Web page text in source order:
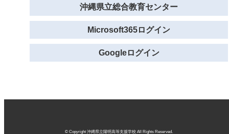
沖縄県立総合教育センター
Microsoft365ログイン
Googleログイン
© Copyright 沖縄県立陽明高等支援学校 All Rights Reserved.